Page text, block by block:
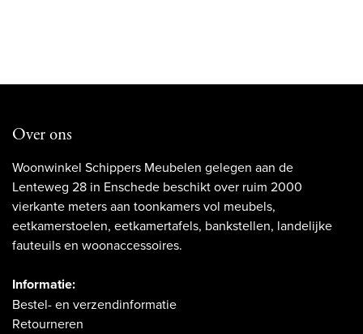
Over ons
Woonwinkel Schippers Meubelen gelegen aan de
Lenteweg 28 in Enschede beschikt over ruim 2000
vierkante meters aan toonkamers vol meubels,
eetkamerstoelen, eetkamertafels, bankstellen, landelijke
fauteuils en woonaccessoires.
Informatie:
Bestel- en verzendinformatie
Retourneren